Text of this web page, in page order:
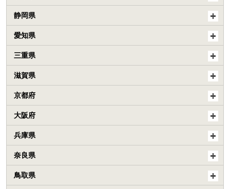
静岡県
愛知県
三重県
滋賀県
京都府
大阪府
兵庫県
奈良県
鳥取県